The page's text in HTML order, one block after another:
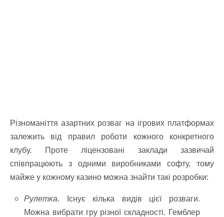
Різноманіття азартних розваг на ігрових платформах
залежить від правил роботи кожного конкретного
клубу. Проте ліцензовані заклади зазвичай
співпрацюють з одними виробниками софту, тому
майже у кожному казино можна знайти такі розробки:
Рулетка. Існує кілька видів цієї розваги.
Можна вибрати гру різної складності. Гемблер